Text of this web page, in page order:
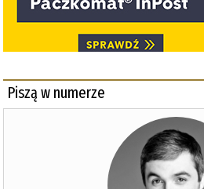
Piszą w numerze